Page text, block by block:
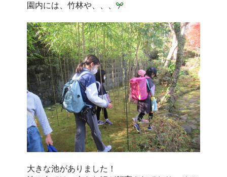
園内には、竹林や、、、
大きな池がありました！